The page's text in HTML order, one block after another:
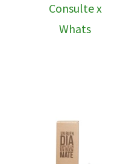
Consulte x
Whats